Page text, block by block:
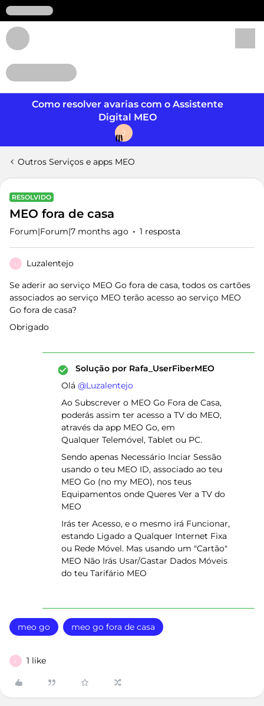
Como resolver avarias com o Assistente
Digital MEO
J
Outros Serviços e apps MEO
RESOLVIDO
MEO fora de casa
Forum|Forum|7 months ago 1 resposta
L Luzalentejo
Se aderir ao serviço MEO Go fora de casa, todos os cartões
associados ao serviço MEO terão acesso ao serviço MEO
Go fora de casa?
Obrigado
Solução por Rafa_UserFiberMEO
Olá ​ @Luzalentejo
Ao Subscrever o MEO Go Fora de Casa,
poderás assim ter acesso a TV do MEO,
através da app MEO Go, em
Qualquer Telemóvel, Tablet ou PC.
Sendo apenas Necessário Inciar Sessão
usando o teu MEO ID, associado ao teu
MEO Go (no my MEO), nos teus
Equipamentos onde Queres Ver a TV do
MEO
Irás ter Acesso, e o mesmo irá Funcionar,
estando Ligado a Qualquer Internet Fixa
ou Rede Móvel. Mas usando um "Cartão"
MEO Não Irás Usar/Gastar Dados Móveis
do teu Tarifário MEO
meo go meo go fora de casa
L 1 like